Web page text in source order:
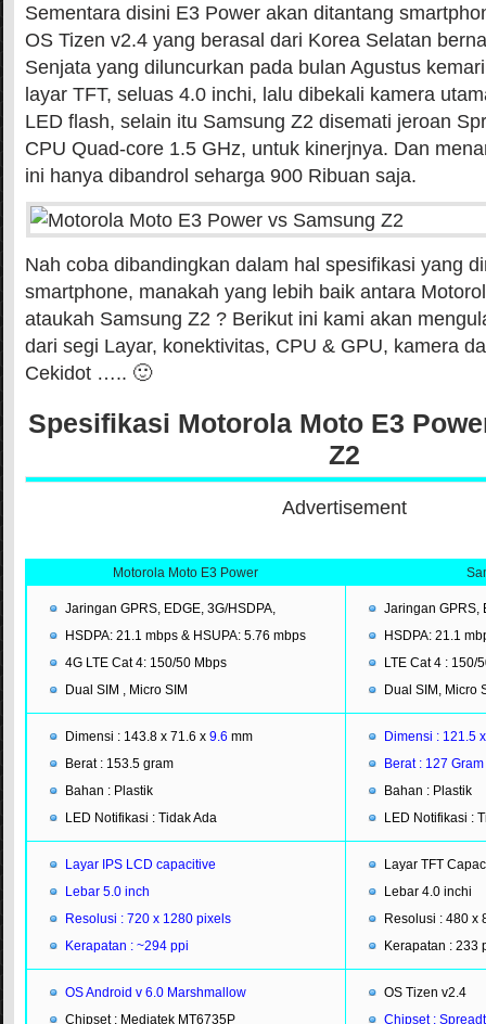
Sementara disini E3 Power akan ditantang
OS Tizen v2.4 yang berasal dari Korea Selatan
Senjata yang diluncurkan pada bulan Agustus
layar TFT, seluas 4.0 inchi, lalu dibekali kamera
LED flash, selain itu Samsung Z2 disemati jeroan
CPU Quad-core 1.5 GHz, untuk kinerjnya. Dan
ini hanya dibandrol seharga 900 Ribuan saja.
Nah coba dibandingkan dalam hal spesifikasi yang
smartphone, manakah yang lebih baik antara
ataukah Samsung Z2 ? Berikut ini kami akan
dari segi Layar, konektivitas, CPU & GPU, kamera
Cekidot ….. 🙂
Spesifikasi Motorola Moto E3
Z2
Advertisement
Motorola Moto E3 Power
Jaringan GPRS, EDGE, 3G/HSDPA,
HSDPA: 21.1 mbps & HSUPA: 5.76 mbps
4G LTE Cat 4: 150/50 Mbps
Dual SIM , Micro SIM
Jaringan GPRS,
HSDPA: 21.1
LTE Cat 4 : 150/
Dual SIM, Micro
Dimensi : 143.8 x 71.6 x9.6 mm
Berat : 153.5 gram
Bahan : Plastik
LED Notifikasi : Tidak Ada
Dimensi : 121.5
Berat : 127 Gram
Bahan : Plastik
LED Notifikasi :
Layar IPS LCD capacitive
Lebar 5.0 inch
Resolusi : 720 x 1280 pixels
Kerapatan : ~294 ppi
Layar TFT
Lebar 4.0 inchi
Resolusi : 480 x
Kerapatan : 233
OS Android v 6.0 Marshmallow
Chipset : Mediatek MT6735P
OS Tizen v2.4
Chipset :